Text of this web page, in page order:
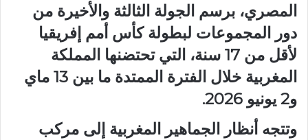
المصري، برسم الجولة الثالثة والأخيرة من
دور المجموعات لبطولة كأس أمم إفريقيا
لأقل من 17 سنة، التي تحتضنها المملكة
المغربية خلال الفترة الممتدة ما بين 13 ماي
و2 يونيو 2026.
وتتجه أنظار الجماهير المغربية إلى مركب